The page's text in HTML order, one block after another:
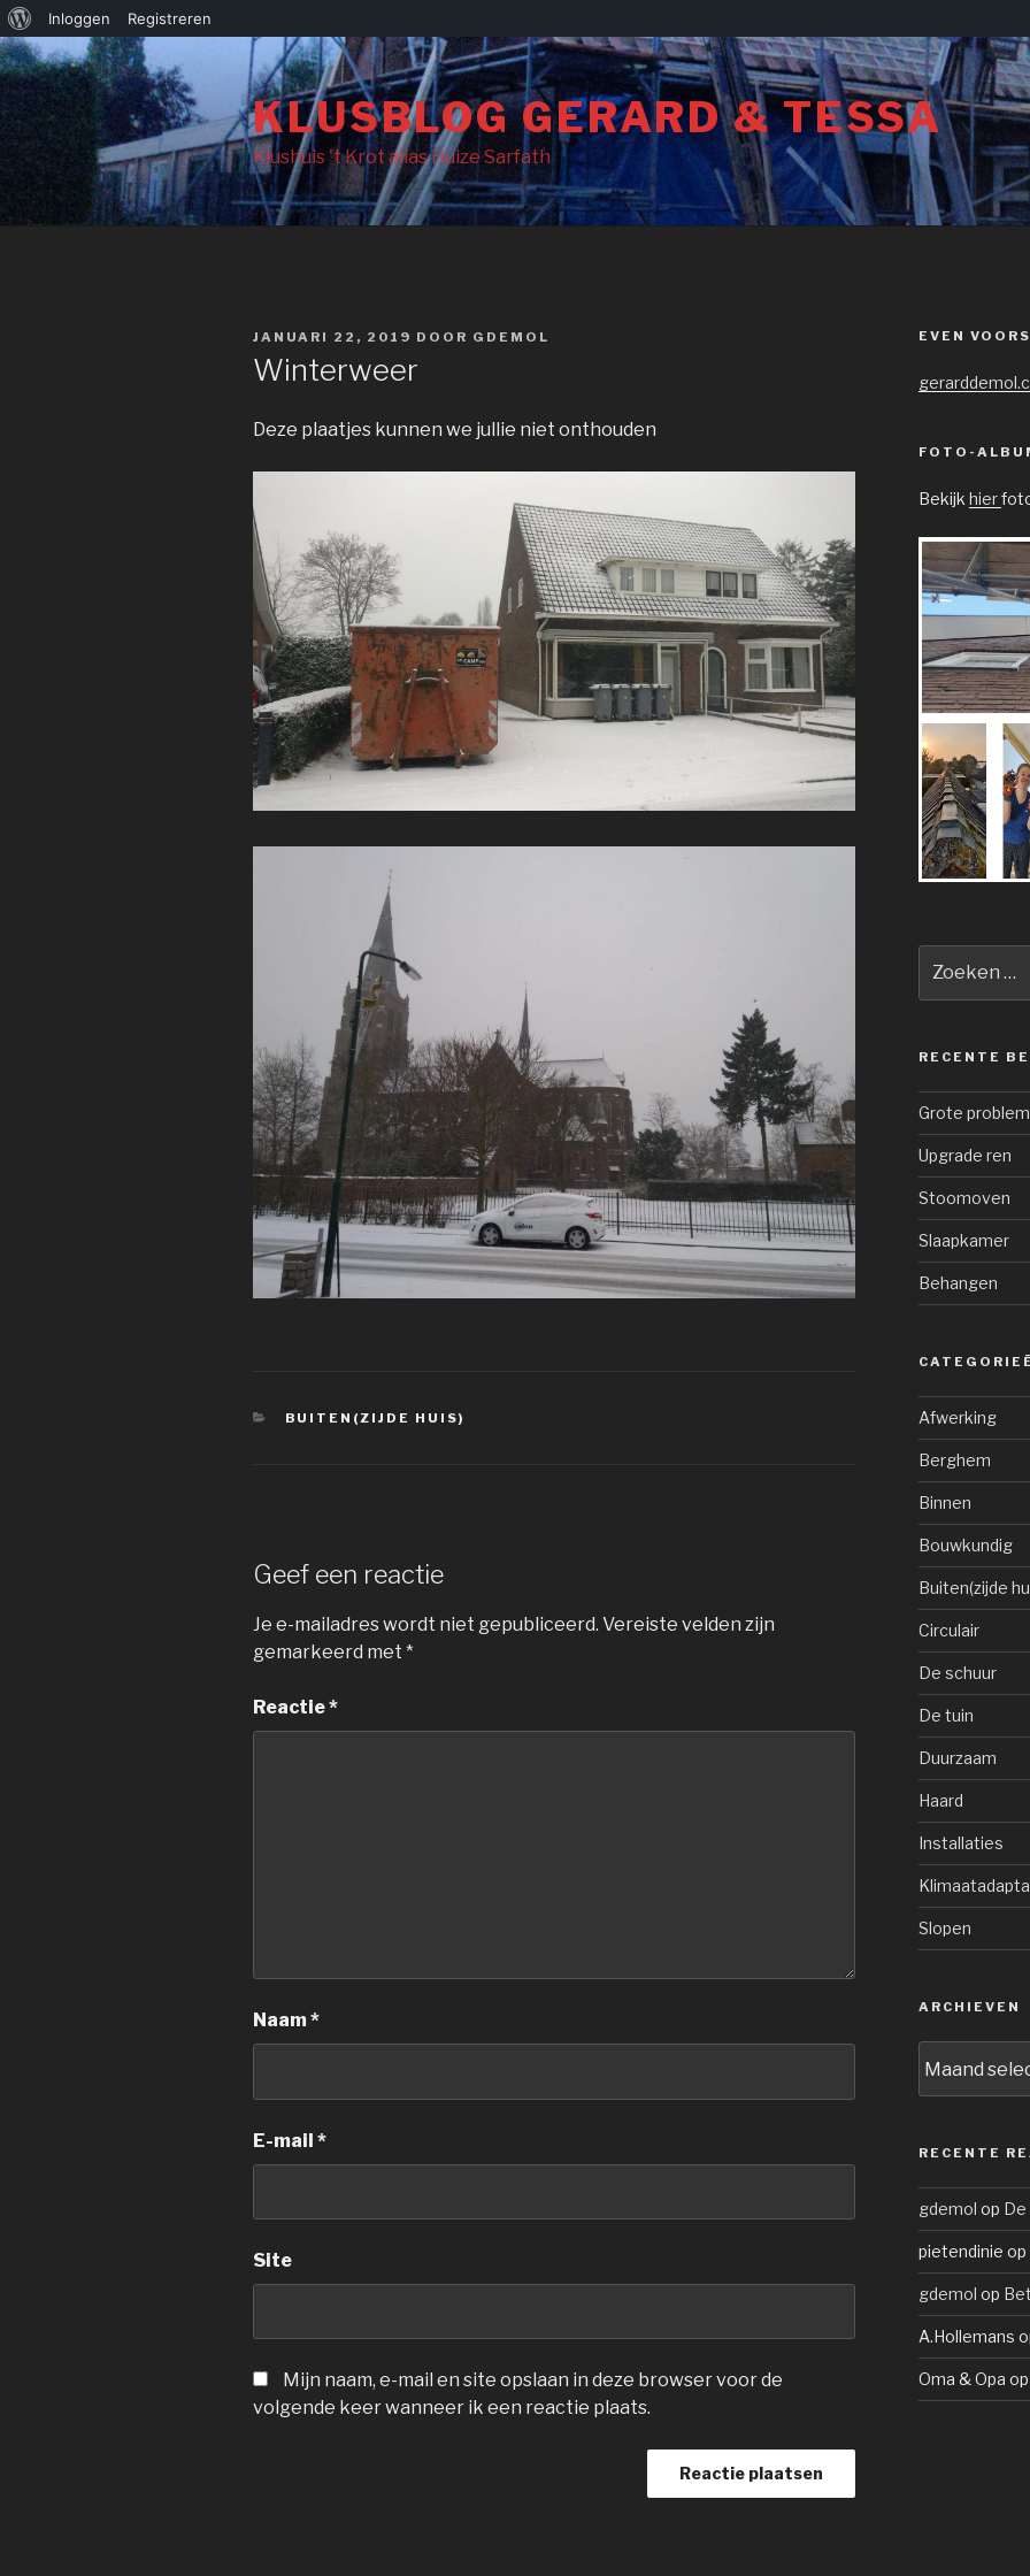
Over
WordPress
Inloggen
Registreren
Naar
de
inhoud
springen
KLUSBLOG GERARD & TESSA
Klushuis 't Krot alias Huize Sarfath
GEPLAATST
JANUARI 22, 2019 DOOR GDEMOL
Winterweer
Deze plaatjes kunnen we jullie niet onthouden
CATEGORIEËN
BUITEN(ZIJDE HUIS)
Geef een reactie
Je e-mailadres wordt niet gepubliceerd. Vereiste velden zijn
gemarkeerd met *
Reactie*
Naam*
E-mail *
Site
Mijn naam, e-mail en site opslaan in deze browser voor de
volgende keer wanneer ik een reactie plaats.
EVEN
FOTO-
Bekijk hier
naar:
RECENTE
Grote
Upgrade ren
Stoomoven
Slaapkamer
Behangen
Afwerking
Berghem
Binnen
Bouwkundig
Buiten(zijde
Circulair
De schuur
De tuin
Duurzaam
Haard
Installaties
Slopen
ARCHIEVEN
RECENTE
gdemol op De
pietendinie op
gdemol op
A.Hollemans
Oma & Opa op